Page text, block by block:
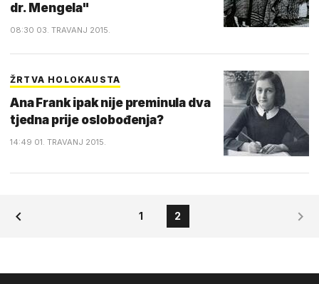
dr. Mengela"
08:30 03. TRAVANJ 2015.
ŽRTVA HOLOKAUSTA
Ana Frank ipak nije preminula dva
tjedna prije oslobođenja?
14:49 01. TRAVANJ 2015.
1 2